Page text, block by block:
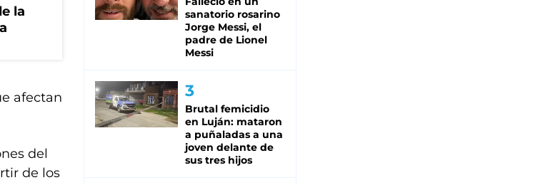
la
afectan
del
de los
sanatorio rosarino
Jorge Messi, el
padre de Lionel
Messi
Brutal femicidio
en Luján: mataron
a puñaladas a una
joven delante de
sus tres hijos